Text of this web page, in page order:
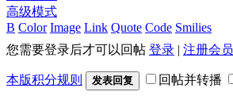
高级模式
B Color Image Link Quote Code Smilies
您需要登录后才可以回帖 登录 | 注册会员
本版积分规则 发表回复 回帖并转播